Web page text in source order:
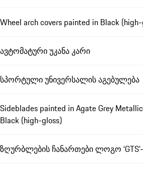
Wheel arch covers painted in Black
ავტომატური უკანა კარი
სპორტული უნივერსალის აგებულება
Sideblades painted in Agate Grey
Black (high-gloss)
ზღურბლების ჩანართები ლოგო